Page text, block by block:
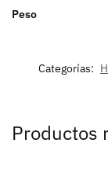
Peso
Categorías:
Productos